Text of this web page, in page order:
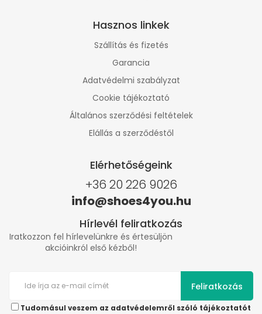
Hasznos linkek
Szállítás és fizetés
Garancia
Adatvédelmi szabályzat
Cookie tájékoztató
Általános szerződési feltételek
Elállás a szerződéstől
Elérhetőségeink
+36 20 226 9026
info@shoes4you.hu
Hírlevél feliratkozás
Iratkozzon fel hírlevelünkre és értesüljön
akcióinkról első kézből!
Feliratkozás
Tudomásul veszem az adatvédelemről szóló tájékoztatót